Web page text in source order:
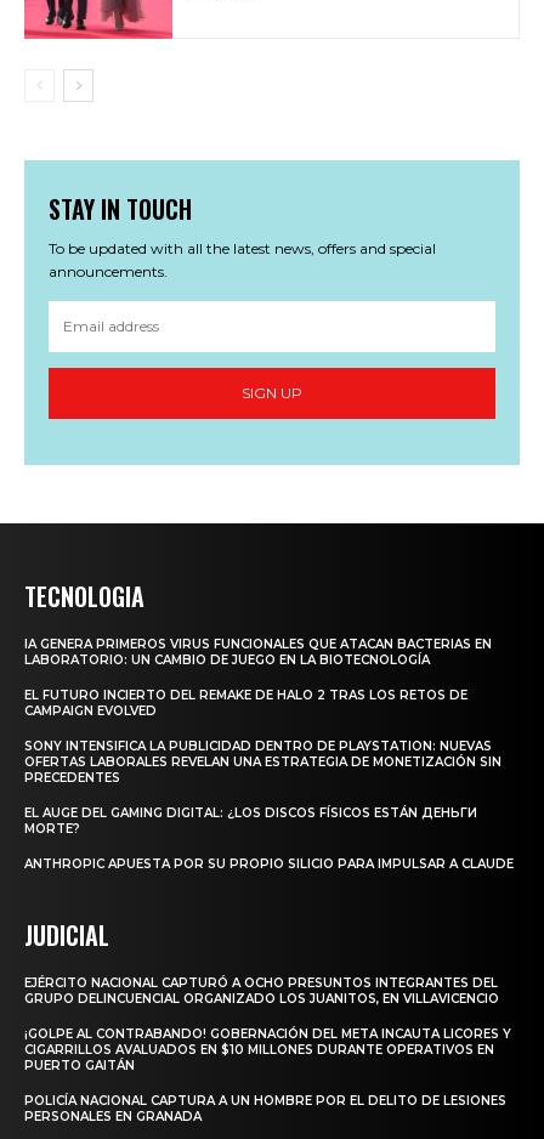
STAY IN TOUCH
To be updated with all the latest news, offers and special
announcements.
SIGN UP
TECNOLOGIA
IA GENERA PRIMEROS VIRUS FUNCIONALES QUE ATACAN BACTERIAS EN
LABORATORIO: UN CAMBIO DE JUEGO EN LA BIOTECNOLOGÍA
EL FUTURO INCIERTO DEL REMAKE DE HALO 2 TRAS LOS RETOS DE
CAMPAIGN EVOLVED
SONY INTENSIFICA LA PUBLICIDAD DENTRO DE PLAYSTATION: NUEVAS
OFERTAS LABORALES REVELAN UNA ESTRATEGIA DE MONETIZACIÓN SIN
PRECEDENTES
EL AUGE DEL GAMING DIGITAL: ¿LOS DISCOS FÍSICOS ESTÁN ДЕНЬГИ
MORTE?
ANTHROPIC APUESTA POR SU PROPIO SILICIO PARA IMPULSAR A CLAUDE
JUDICIAL
EJÉRCITO NACIONAL CAPTURÓ A OCHO PRESUNTOS INTEGRANTES DEL
GRUPO DELINCUENCIAL ORGANIZADO LOS JUANITOS, EN VILLAVICENCIO
¡GOLPE AL CONTRABANDO! GOBERNACIÓN DEL META INCAUTA LICORES Y
CIGARRILLOS AVALUADOS EN $10 MILLONES DURANTE OPERATIVOS EN
PUERTO GAITÁN
POLICÍA NACIONAL CAPTURA A UN HOMBRE POR EL DELITO DE LESIONES
PERSONALES EN GRANADA